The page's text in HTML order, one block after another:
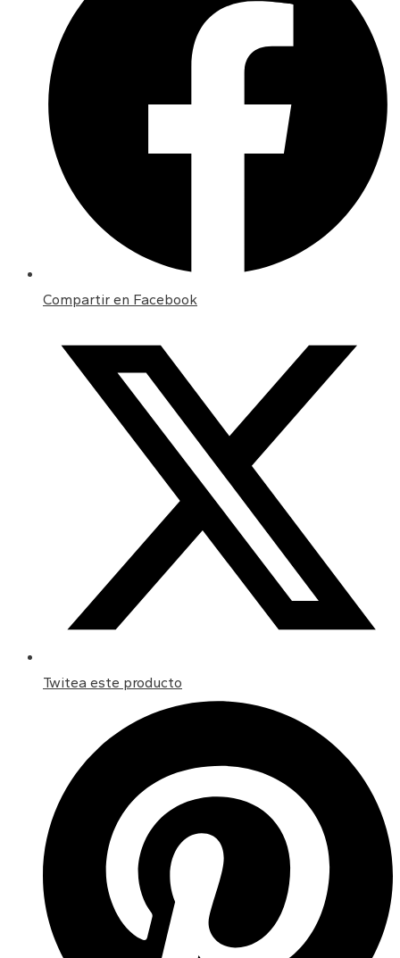
window
Compartir en Facebook
Twitea este producto
new
window